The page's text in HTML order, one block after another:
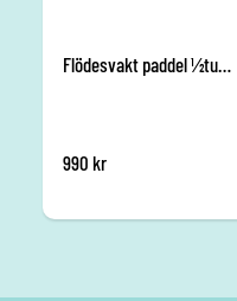
Flödesvakt paddel ½tum plast
990 kr